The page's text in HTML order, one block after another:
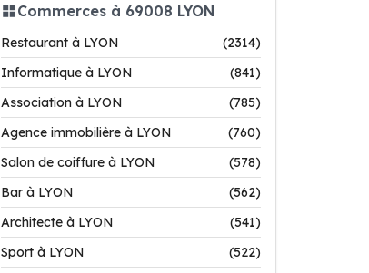
Commerces à 69008 LYON
Restaurant à LYON
(2314)
Informatique à LYON
(841)
Association à LYON
(785)
Agence immobilière à LYON
(760)
Salon de coiffure à LYON
(578)
Bar à LYON
(562)
Architecte à LYON
(541)
Sport à LYON
(522)